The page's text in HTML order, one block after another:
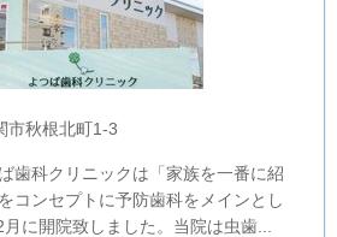
市秋根北町1-3
歯科クリニックは「家族を一番に紹
コンセプトに予防歯科をメインとし
に開院致しました。当院は虫歯...